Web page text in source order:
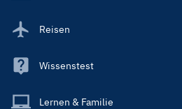
Reisen
Wissenstest
Lernen & Familie